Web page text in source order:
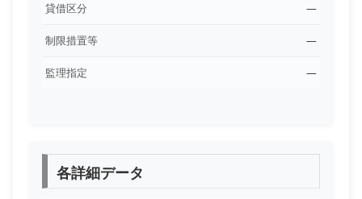
貸借区分 ―
制限措置等 ―
監理指定 ―
各詳細データ